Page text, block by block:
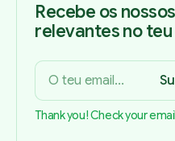
Recebe os
relevantes no teu
Thank you! Check your